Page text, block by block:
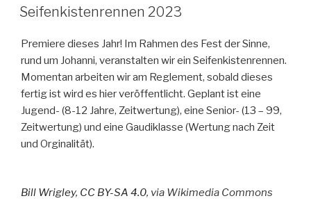
AM
Seifenkistenrennen 2023
Premiere dieses Jahr! Im Rahmen des Fest der Sinne,
rund um Johanni, veranstalten wir ein Seifenkistenrennen.
Momentan arbeiten wir am Reglement, sobald dieses
fertig ist wird es hier veröffentlicht. Geplant ist eine
Jugend- (8-12 Jahre, Zeitwertung), eine Senior- (13 – 99,
Zeitwertung) und eine Gaudiklasse (Wertung nach Zeit
und Orginalität).
Bill Wrigley, CC BY-SA 4.0, via Wikimedia Commons